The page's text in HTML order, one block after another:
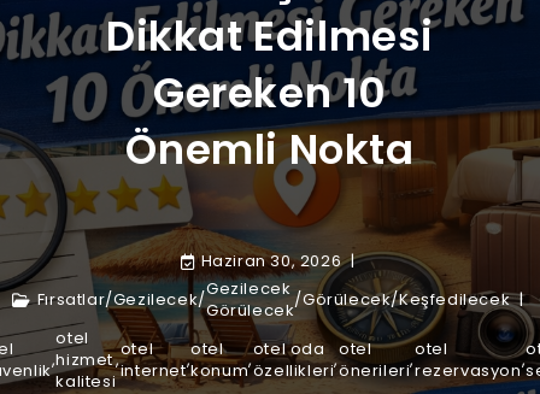
Dikkat Edilmesi
Gereken 10
Önemli Nokta
Haziran 30, 2026
Fırsatlar/Gezilecek/Gezilecek
Görülecek/Görülecek/Keşfedilecek
,
otel
hizmet
kalitesi
,otel
internet,otel
konum,otel oda
özellikleri,otel
önerileri,otel
rezervasyon,